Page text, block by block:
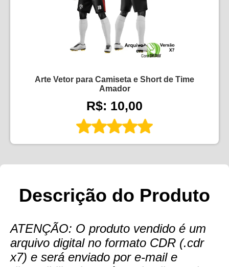
Arte Vetor para Camiseta e Short de Time
Amador
R$: 10,00
Descrição do Produto
ATENÇÃO: O produto vendido é um
arquivo digital no formato CDR (.cdr
x7) e será enviado por e-mail e